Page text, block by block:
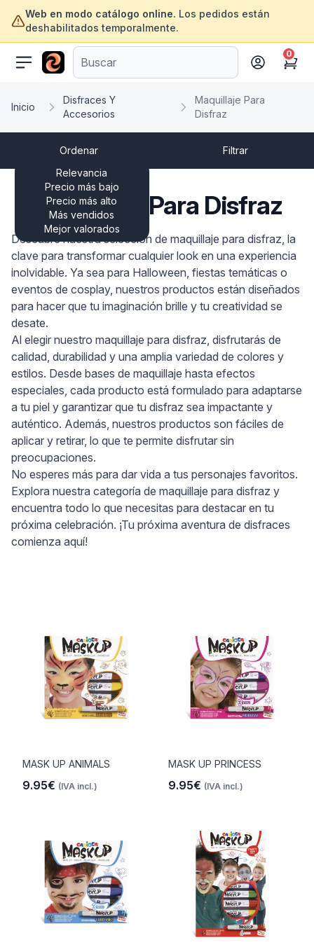
Web en modo catálogo online. Los pedidos están
deshabilitados temporalmente.
ofertasinformatica.com
Cart
0
Inicio
Disfraces Y
Accesorios
Maquillaje Para
Disfraz
Ordenar
Relevancia
Precio más bajo
Precio más alto
Más vendidos
Mejor valorados
Filtrar
Maquillaje Para Disfraz
Descubre nuestra selección de maquillaje para disfraz, la
clave para transformar cualquier look en una experiencia
inolvidable. Ya sea para Halloween, fiestas temáticas o
eventos de cosplay, nuestros productos están diseñados
para hacer que tu imaginación brille y tu creatividad se
desate.
Al elegir nuestro maquillaje para disfraz, disfrutarás de
calidad, durabilidad y una amplia variedad de colores y
estilos. Desde bases de maquillaje hasta efectos
especiales, cada producto está formulado para adaptarse
a tu piel y garantizar que tu disfraz sea impactante y
auténtico. Además, nuestros productos son fáciles de
aplicar y retirar, lo que te permite disfrutar sin
preocupaciones.
No esperes más para dar vida a tus personajes favoritos.
Explora nuestra categoría de maquillaje para disfraz y
encuentra todo lo que necesitas para destacar en tu
próxima celebración. ¡Tu próxima aventura de disfraces
comienza aquí!
MASK UP ANIMALS
9.95€ (IVA incl.)
MASK UP PRINCESS
9.95€ (IVA incl.)